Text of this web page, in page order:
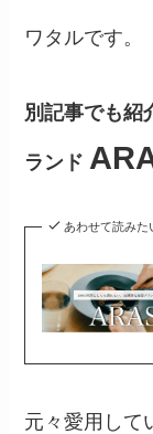
ワタルです。
別記事でも紹
ランド
あわせて読みた
元々愛用して